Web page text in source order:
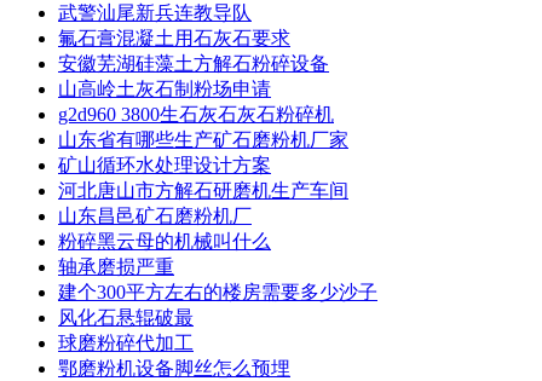
武警汕尾新兵连教导队
氟石膏混凝土用石灰石要求
安徽芜湖硅藻土方解石粉碎设备
山高岭土灰石制粉场申请
g2d960 3800生石灰石灰石粉碎机
山东省有哪些生产矿石磨粉机厂家
矿山循环水处理设计方案
河北唐山市方解石研磨机生产车间
山东昌邑矿石磨粉机厂
粉碎黑云母的机械叫什么
轴承磨损严重
建个300平方左右的楼房需要多少沙子
风化石悬辊破最
球磨粉碎代加工
鄂磨粉机设备脚丝怎么预埋